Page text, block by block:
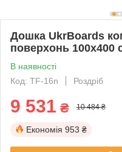
Дошка UkrBoards
поверхонь 100x400
В наявності
Код: TF-16n
Роздріб
9 531 ₴ 10 484 ₴
Економія 953 ₴